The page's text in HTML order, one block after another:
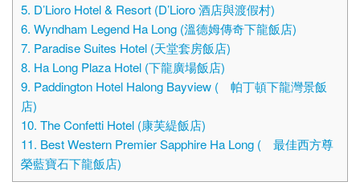
5. D’Lioro Hotel & Resort (D’Lioro 酒店與渡假村)
6. Wyndham Legend Ha Long (溫德姆傳奇下龍飯店)
7. Paradise Suites Hotel (天堂套房飯店)
8. Ha Long Plaza Hotel (下龍廣場飯店)
9. Paddington Hotel Halong Bayview ( 帕丁頓下龍灣景飯
店)
10. The Confetti Hotel (康芙緹飯店)
11. Best Western Premier Sapphire Ha Long ( 最佳西方尊
榮藍寶石下龍飯店)